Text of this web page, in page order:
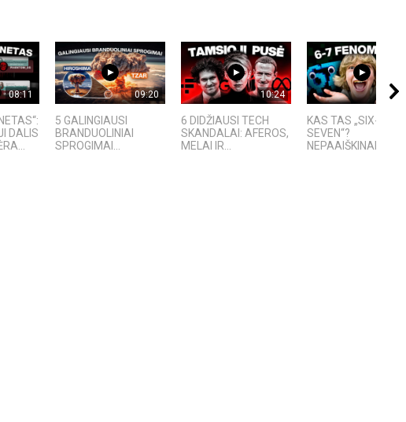
08:11
DALIS
09:20
5 GALINGIAUSI
BRANDUOLINIAI
SPROGIMAI...
10:24
6 DIDŽIAUSI TECH
SKANDALAI: AFEROS,
MELAI IR...
08:01
KAS TAS „SIX-
SEVEN“?
NEPAAIŠKINAMAS...